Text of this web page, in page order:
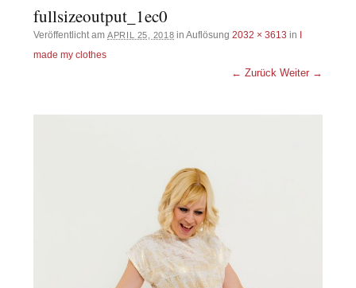
fullsizeoutput_1ec0
Veröffentlicht amAPRIL 25, 2018 in Auflösung2032 × 3613 in I
made my clothes
← Zurück Weiter →